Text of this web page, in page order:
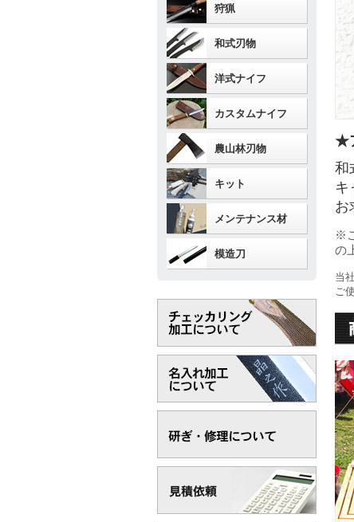
★
和
お
※
の
当
ご
狩猟
和式刃物
洋式ナイフ
カスタムナイフ
農山林刃物
キット
メンテナンス材
模造刀